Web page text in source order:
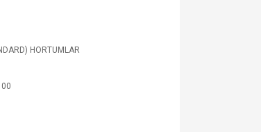
HORTUMLAR